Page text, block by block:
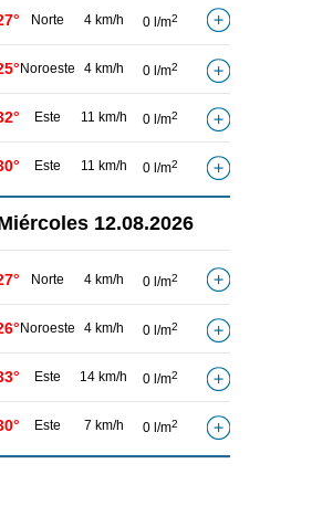
Norte 4 km/h 0 l/m2
Noroeste 4 km/h 0 l/m2
Este 11 km/h 0 l/m2
Este 11 km/h 0 l/m2
12.08.2026
Norte 4 km/h 0 l/m2
Noroeste 4 km/h 0 l/m2
Este 14 km/h 0 l/m2
Este 7 km/h 0 l/m2